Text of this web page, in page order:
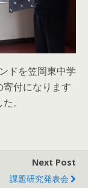
ドを笠岡東中学
付になります
。
Next Post
課題研究発表会